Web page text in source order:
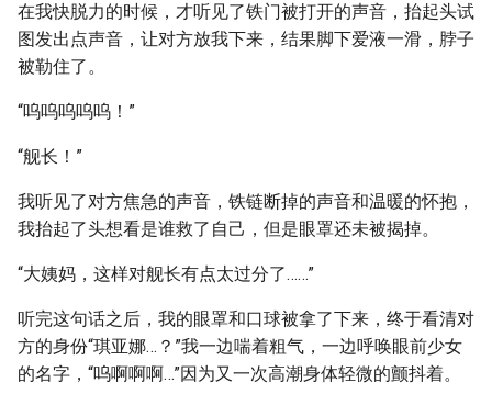
在我快脱力的时候，才听见了铁门被打开的声音，抬起头试
图发出点声音，让对方放我下来，结果脚下爱液一滑，脖子
被勒住了。
“呜呜呜呜呜！”
“舰长！”
我听见了对方焦急的声音，铁链断掉的声音和温暖的怀抱，
我抬起了头想看是谁救了自己，但是眼罩还未被揭掉。
“大姨妈，这样对舰长有点太过分了……”
听完这句话之后，我的眼罩和口球被拿了下来，终于看清对
方的身份“琪亚娜…？”我一边喘着粗气，一边呼唤眼前少女
的名字，“呜啊啊啊…”因为又一次高潮身体轻微的颤抖着。